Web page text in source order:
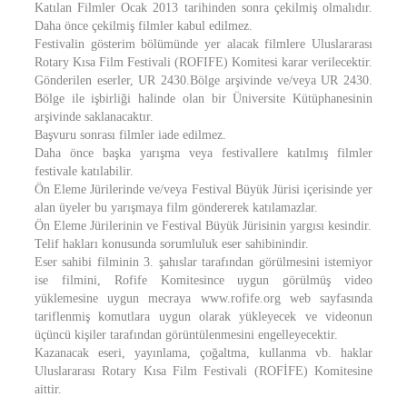
Katılan Filmler Ocak 2013 tarihinden sonra çekilmiş olmalıdır.
Daha önce çekilmiş filmler kabul edilmez.
Festivalin gösterim bölümünde yer alacak filmlere Uluslararası
Rotary Kısa Film Festivali (ROFIFE) Komitesi karar verilecektir.
Gönderilen eserler, UR 2430.Bölge arşivinde ve/veya UR 2430.
Bölge ile işbirliği halinde olan bir Üniversite Kütüphanesinin
arşivinde saklanacaktır.
Başvuru sonrası filmler iade edilmez.
Daha önce başka yarışma veya festivallere katılmış filmler
festivale katılabilir.
Ön Eleme Jürilerinde ve/veya Festival Büyük Jürisi içerisinde yer
alan üyeler bu yarışmaya film göndererek katılamazlar.
Ön Eleme Jürilerinin ve Festival Büyük Jürisinin yargısı kesindir.
Telif hakları konusunda sorumluluk eser sahibinindir.
Eser sahibi filminin 3. şahıslar tarafından görülmesini istemiyor
ise filmini, Rofife Komitesince uygun görülmüş video
yüklemesine uygun mecraya www.rofife.org web sayfasında
tariflenmiş komutlara uygun olarak yükleyecek ve videonun
üçüncü kişiler tarafından görüntülenmesini engelleyecektir.
Kazanacak eseri, yayınlama, çoğaltma, kullanma vb. haklar
Uluslararası Rotary Kısa Film Festivali (ROFİFE) Komitesine
aittir.